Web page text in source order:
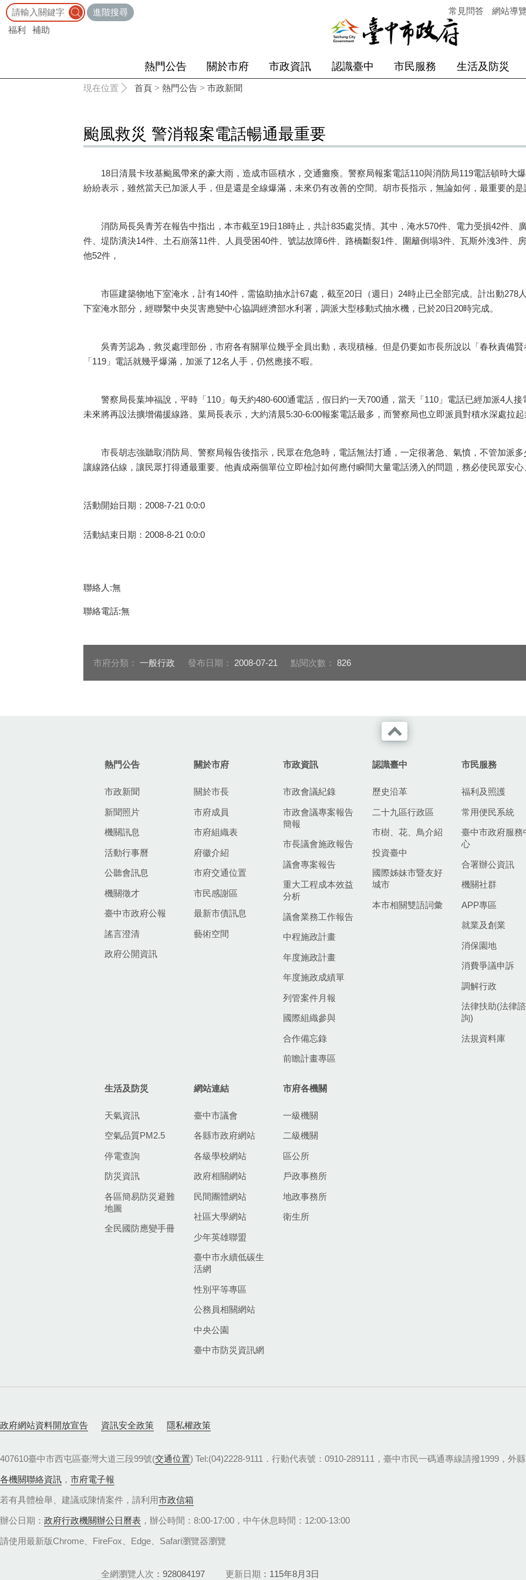
進階搜尋
福利
補助
常見問答 網站導
熱門公告 關於市府 市政資訊 認識臺中 市民服務 生活及防災
現在位置 首頁 > 熱門公告 > 市政新聞
颱風救災 警消報案電話暢通最重要
18日清晨卡玫基颱風帶來的豪大雨，造成市區積水，交通癱瘓。警察局報案電話110與消防局119電話頓時大
紛紛表示，雖然當天已加派人手，但是還是全線爆滿，未來仍有改善的空間。胡市長指示，無論如何，最重要的
消防局長吳青芳在報告中指出，本市截至19日18時止，共計835處災情。其中，淹水570件、電力受損42件、
件、堤防潰決14件、土石崩落11件、人員受困40件、號誌故障6件、路橋斷裂1件、圍籬倒塌3件、瓦斯外洩3件、
他52件，
市區建築物地下室淹水，計有140件，需協助抽水計67處，截至20日（週日）24時止已全部完成。計出動278
下室淹水部分，經聯繫中央災害應變中心協調經濟部水利署，調派大型移動式抽水機，已於20日20時完成。
吳青芳認為，救災處理部份，市府各有關單位幾乎全員出動，表現積極。但是仍要如市長所說以「春秋責備賢
「119」電話就幾乎爆滿，加派了12名人手，仍然應接不暇。
警察局長葉坤福說，平時「110」每天約480-600通電話，假日約一天700通，當天「110」電話已經加派4人接
未來將再設法擴增備援線路。葉局長表示，大約清晨5:30-6:00報案電話最多，而警察局也立即派員對積水深處拉
市長胡志強聽取消防局、警察局報告後指示，民眾在危急時，電話無法打通，一定很著急、氣憤，不管加派多
讓線路佔線，讓民眾打得通最重要。他責成兩個單位立即檢討如何應付瞬間大量電話湧入的問題，務必使民眾安
活動開始日期：2008-7-21 0:0:0
活動結束日期：2008-8-21 0:0:0
聯絡人:無
聯絡電話:無
市府分類： 一般行政 發布日期： 2008-07-21 點閱次數： 826
熱門公告
市政新聞
新聞照片
機關訊息
活動行事曆
公聽會訊息
機關徵才
臺中市政府公報
謠言澄清
政府公開資訊
關於市府
關於市長
市府成員
市府組織表
府徽介紹
市府交通位置
市民感謝區
最新市債訊息
藝術空間
市政資訊
市政會議紀錄
市政會議專案報告
簡報
市長議會施政報告
議會專案報告
重大工程成本效益
分析
議會業務工作報告
中程施政計畫
年度施政計畫
年度施政成績單
列管案件月報
國際組織參與
合作備忘錄
前瞻計畫專區
認識臺中
歷史沿革
二十九區行政區
市樹、花、鳥介紹
投資臺中
國際姊妹市暨友好
城市
本市相關雙語詞彙
市民服務
福利及照護
常用便民系統
臺中市政府服務
心
合署辦公資訊
機關社群
APP專區
就業及創業
消保園地
消費爭議申訴
調解行政
法律扶助(法律諮
詢)
法規資料庫
生活及防災
天氣資訊
空氣品質PM2.5
停電查詢
防災資訊
各區簡易防災避難
地圖
全民國防應變手冊
網站連結
臺中市議會
各縣市政府網站
各級學校網站
政府相關網站
民間團體網站
社區大學網站
少年英雄聯盟
臺中市永續低碳生
活網
性別平等專區
公務員相關網站
中央公園
臺中市防災資訊網
市府各機關
一級機關
二級機關
區公所
戶政事務所
地政事務所
衛生所
政府網站資料開放宣告 資訊安全政策 隱私權政策
407610臺中市西屯區臺灣大道三段99號(交通位置) Tel:(04)2228-9111．行動代表號：0910-289111，臺中市民一碼通專線請撥1999，外
各機關聯絡資訊 ， 市府電子報
若有具體檢舉、建議或陳情案件，請利用市政信箱
辦公日期： 政府行政機關辦公日曆表 ，辦公時間：8:00-17:00，中午休息時間：12:00-13:00
請使用最新版Chrome、FireFox、Edge、Safari瀏覽器瀏覽
全網瀏覽人次 928084197 更新日期 115年8月3日